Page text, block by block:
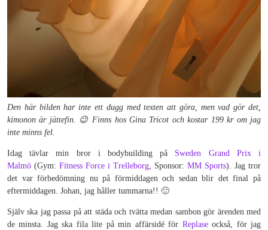
Den här bilden har inte ett dugg med texten att göra, men vad gör det,
kimonon är jättefin. 😉 Finns hos Gina Tricot och kostar 199 kr om jag
inte minns fel.
Idag tävlar min bror i bodybuilding på Sweden Grand Prix i
Malmö (Gym: Fitness Force i Trelleborg, Sponsor: MM Sports). Jag tror
det var förbedömning nu på förmiddagen och sedan blir det final på
eftermiddagen. Johan, jag håller tummarna!! 🙂
Själv ska jag passa på att städa och tvätta medan sambon gör ärenden med
de minsta. Jag ska fila lite på min affärsidé för Replaseockså, för jag